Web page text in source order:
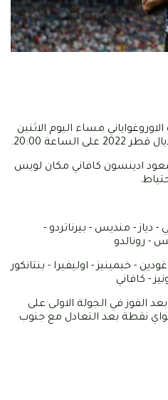
مساء اليوم الاثنين
20:00.
ادينسون كافاني مكان لويس
- دياز - منديس - بيرناتردو -
- رونالدو
- خيمينيز - اوليفيرا - بنتانكور
- كافاني
يملك 3 نقاط بعد الفوز في الجولة الاولى على
نقطة بعد التعادل مع جنوب